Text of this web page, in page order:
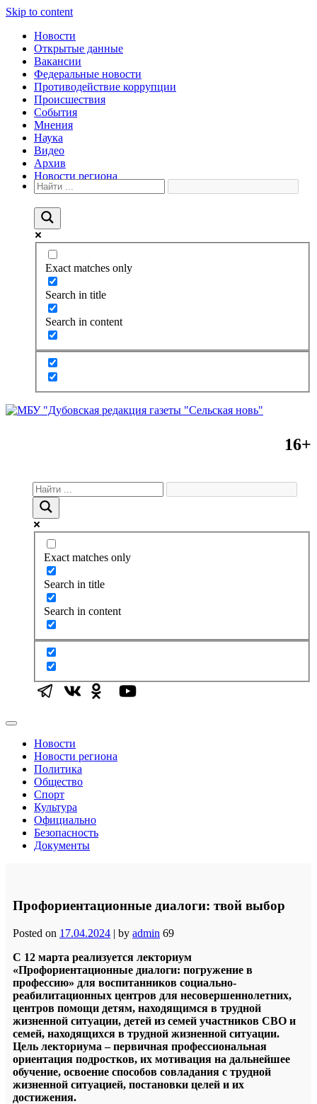
Skip to content
Новости
Открытые данные
Вакансии
Федеральные новости
Противодействие коррупции
Происшествия
События
Мнения
Наука
Видео
Архив
Новости региона
Exact matches only
Search in title
Search in content
16+
Exact matches only
Search in title
Search in content
Новости
Новости региона
Политика
Общество
Спорт
Культура
Официально
Безопасность
Документы
Профориентационные диалоги: твой выбор
Posted on 17.04.2024 | by admin 69
С 12 марта реализуется лекториум
«Профориентационные диалоги: погружение в
профессию» для воспитанников социально-
реабилитационных центров для несовершеннолетних,
центров помощи детям, находящимся в трудной
жизненной ситуации, детей из семей участников СВО и
семей, находящихся в трудной жизненной ситуации.
Цель лекториума – первичная профессиональная
ориентация подростков, их мотивация на дальнейшее
обучение, освоение способов совладания с трудной
жизненной ситуацией, постановки целей и их
достижения.